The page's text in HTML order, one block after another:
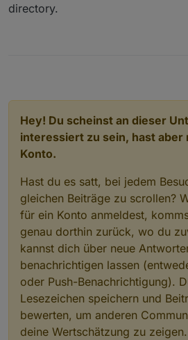
directory.
Hey! Du scheinst an dieser
interessiert zu sein, hast aber
Konto.
Hast du es satt, bei jedem
gleichen Beiträge zu scrollen?
für ein Konto anmeldest,
genau dorthin zurück, wo du
kannst dich über neue
benachrichtigen lassen
oder Push-Benachrichtigung).
Lesezeichen speichern und
bewerten, um anderen
deine Wertschätzung zu zeigen.